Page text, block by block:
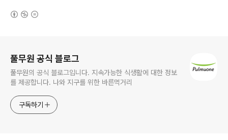
풀무원 공식 블로그
풀무원의 공식 블로그입니다. 지속가능한 식생활에 대한 정보
를 제공합니다. 나와 지구를 위한 바른먹거리
구독하기